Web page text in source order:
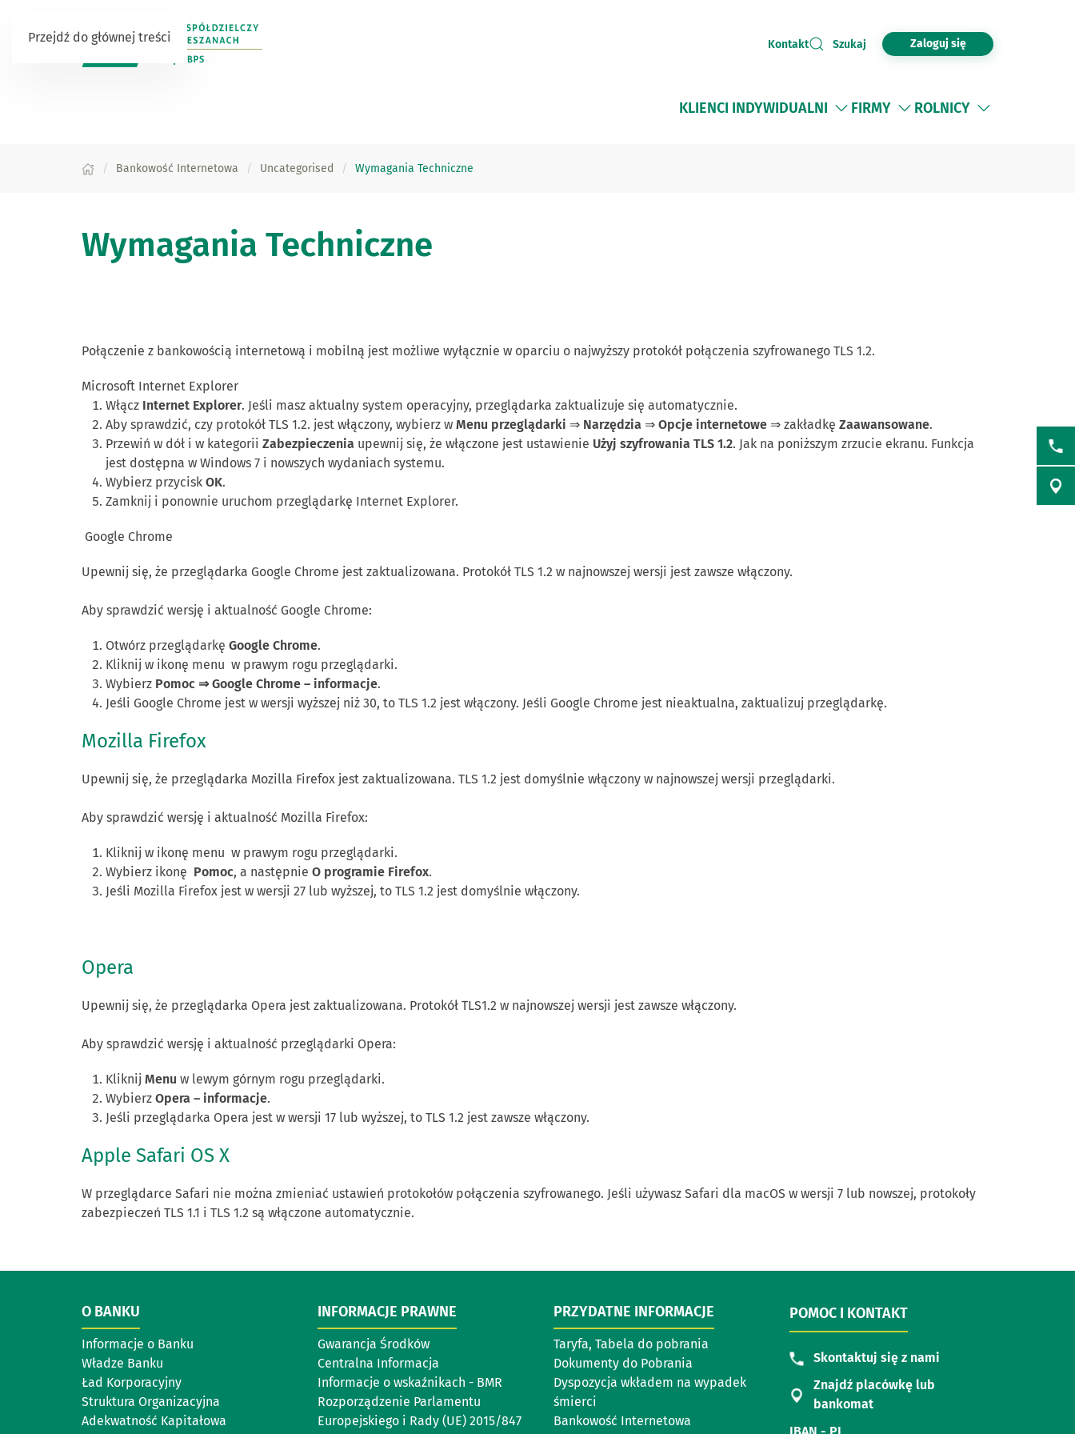
Przejdź do głównej treści Kontakt Szukaj Zaloguj się
KLIENCI INDYWIDUALNI FIRMY ROLNICY
Bankowość Internetowa Uncategorised Wymagania Techniczne
Wymagania Techniczne
Połączenie z bankowością internetową i mobilną jest możliwe wyłącznie w oparciu o najwyższy protokół połączenia szyfrowanego TLS 1.2.
Microsoft Internet Explorer
Włącz Internet Explorer. Jeśli masz aktualny system operacyjny, przeglądarka zaktualizuje się automatycznie.
Aby sprawdzić, czy protokół TLS 1.2. jest włączony, wybierz w Menu przeglądarki ⇒ Narzędzia ⇒ Opcje internetowe ⇒ zakładkę Zaawansowane.
Przewiń w dół i w kategorii Zabezpieczenia upewnij się, że włączone jest ustawienie Użyj szyfrowania TLS 1.2. Jak na poniższym zrzucie ekranu. Funkcja
jest dostępna w Windows 7 i nowszych wydaniach systemu.
Wybierz przycisk OK.
Zamknij i ponownie uruchom przeglądarkę Internet Explorer.
Google Chrome
Upewnij się, że przeglądarka Google Chrome jest zaktualizowana. Protokół TLS 1.2 w najnowszej wersji jest zawsze włączony.
Aby sprawdzić wersję i aktualność Google Chrome:
Otwórz przeglądarkę Google Chrome.
Kliknij w ikonę menu w prawym rogu przeglądarki.
Wybierz Pomoc ⇒ Google Chrome – informacje.
Jeśli Google Chrome jest w wersji wyższej niż 30, to TLS 1.2 jest włączony. Jeśli Google Chrome jest nieaktualna, zaktualizuj przeglądarkę.
Mozilla Firefox
Upewnij się, że przeglądarka Mozilla Firefox jest zaktualizowana. TLS 1.2 jest domyślnie włączony w najnowszej wersji przeglądarki.
Aby sprawdzić wersję i aktualność Mozilla Firefox:
Kliknij w ikonę menu w prawym rogu przeglądarki.
Wybierz ikonę Pomoc, a następnie O programie Firefox.
Jeśli Mozilla Firefox jest w wersji 27 lub wyższej, to TLS 1.2 jest domyślnie włączony.
Opera
Upewnij się, że przeglądarka Opera jest zaktualizowana. Protokół TLS1.2 w najnowszej wersji jest zawsze włączony.
Aby sprawdzić wersję i aktualność przeglądarki Opera:
Kliknij Menu w lewym górnym rogu przeglądarki.
Wybierz Opera – informacje.
Jeśli przeglądarka Opera jest w wersji 17 lub wyższej, to TLS 1.2 jest zawsze włączony.
Apple Safari OS X
W przeglądarce Safari nie można zmieniać ustawień protokołów połączenia szyfrowanego. Jeśli używasz Safari dla macOS w wersji 7 lub nowszej, protokoły
zabezpieczeń TLS 1.1 i TLS 1.2 są włączone automatycznie.
O BANKU
Informacje o Banku
Władze Banku
Ład Korporacyjny
Struktura Organizacyjna
Adekwatność Kapitałowa
INFORMACJE PRAWNE
Gwarancja Środków
Centralna Informacja
Informacje o wskaźnikach - BMR
Rozporządzenie Parlamentu
Europejskiego i Rady (UE) 2015/847
PRZYDATNE INFORMACJE
Taryfa, Tabela do pobrania
Dokumenty do Pobrania
Dyspozycja wkładem na wypadek
śmierci
Bankowość Internetowa
POMOC I KONTAKT
Skontaktuj się z nami
Znajdź placówkę lub
bankomat